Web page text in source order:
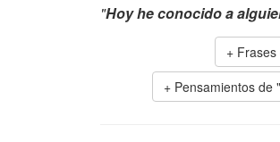
"Hoy he conocido a
+ Frases
+ Pensamientos de "